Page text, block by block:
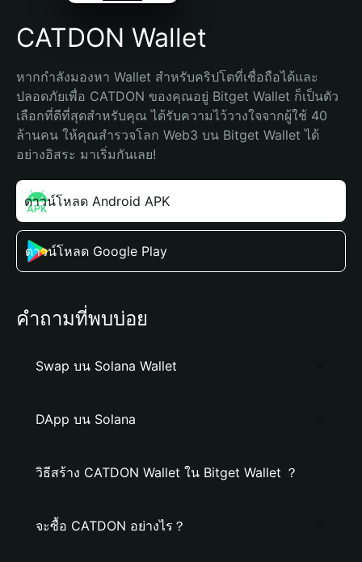
CATDON Wallet
หากกำลังมองหา Wallet สำหรับคริปโตที่เชื่อถือได้และ
ปลอดภัยเพื่อ CATDON ของคุณอยู่ Bitget Wallet ก็เป็นตัว
เลือกที่ดีที่สุดสำหรับคุณ ได้รับความไว้วางใจจากผู้ใช้ 40
ล้านคน ให้คุณสำรวจโลก Web3 บน Bitget Wallet ได้
อย่างอิสระ มาเริ่มกันเลย!
ดาวน์โหลด Android APK
ดาวน์โหลด Google Play
คำถามที่พบบ่อย
Swap บน Solana Wallet
DApp บน Solana
วิธีสร้าง CATDON Wallet ใน Bitget Wallet ？
จะซื้อ CATDON อย่างไร？